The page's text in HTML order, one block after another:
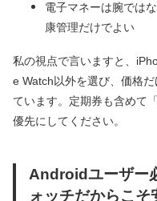
電子マネーは腕では
康管理だけでよい
私の視点で言いますと、
e Watch以外を選び、価格
ています。定期券も含めて
優先にしてください。
Androidユーザー
ォッチだからこ